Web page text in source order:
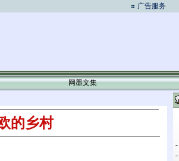
广告服务
网墨文集
-
-
的乡村